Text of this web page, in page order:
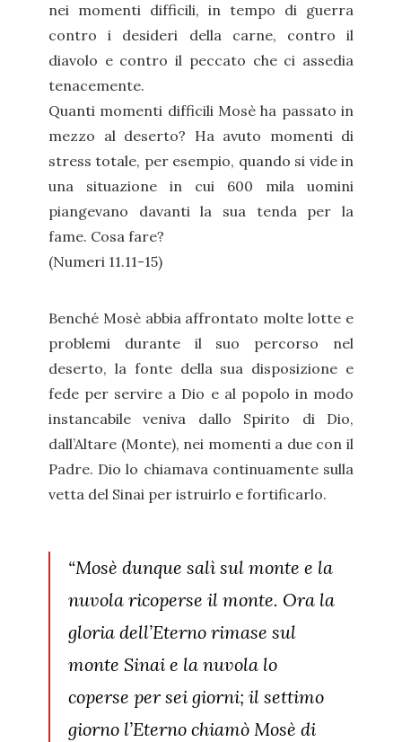
nei momenti difficili, in tempo di guerra
contro i desideri della carne, contro il
diavolo e contro il peccato che ci assedia
tenacemente.
Quanti momenti difficili Mosè ha passato in
mezzo al deserto? Ha avuto momenti di
stress totale, per esempio, quando si vide in
una situazione in cui 600 mila uomini
piangevano davanti la sua tenda per la
fame. Cosa fare?
(Numeri 11.11-15)
Benché Mosè abbia affrontato molte lotte e
problemi durante il suo percorso nel
deserto, la fonte della sua disposizione e
fede per servire a Dio e al popolo in modo
instancabile veniva dallo Spirito di Dio,
dall’Altare (Monte), nei momenti a due con il
Padre. Dio lo chiamava continuamente sulla
vetta del Sinai per istruirlo e fortificarlo.
“Mosè dunque salì sul monte e la
nuvola ricoperse il monte. Ora la
gloria dell’Eterno rimase sul
monte Sinai e la nuvola lo
coperse per sei giorni; il settimo
giorno l’Eterno chiamò Mosè di